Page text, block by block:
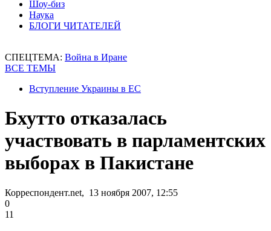
Шоу-биз
Наука
БЛОГИ ЧИТАТЕЛЕЙ
СПЕЦТЕМА: Война в Иране
ВСЕ ТЕМЫ
Вступление Украины в ЕС
Бхутто отказалась
участвовать в парламентских
выборах в Пакистане
Корреспондент.net, 13 ноября 2007, 12:55
0
11